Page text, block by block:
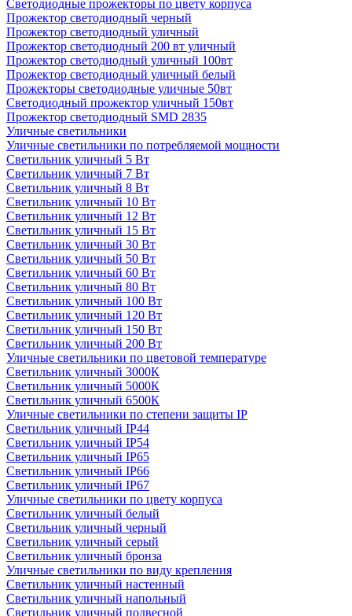
Светодиодные прожекторы по цвету корпуса
Прожектор светодиодный черный
Прожектор светодиодный уличный
Прожектор светодиодный 200 вт уличный
Прожектор светодиодный уличный 100вт
Прожектор светодиодный уличный белый
Прожекторы светодиодные уличные 50вт
Светодиодный прожектор уличный 150вт
Прожектор светодиодный SMD 2835
Уличные светильники
Уличные светильники по потребляемой мощности
Светильник уличный 5 Вт
Светильник уличный 7 Вт
Светильник уличный 8 Вт
Светильник уличный 10 Вт
Светильник уличный 12 Вт
Светильник уличный 15 Вт
Светильник уличный 30 Вт
Светильник уличный 50 Вт
Светильник уличный 60 Вт
Светильник уличный 80 Вт
Светильник уличный 100 Вт
Светильник уличный 120 Вт
Светильник уличный 150 Вт
Светильник уличный 200 Вт
Уличные светильники по цветовой температуре
Cветильник уличный 3000К
Cветильник уличный 5000К
Cветильник уличный 6500К
Уличные светильники по степени защиты IP
Светильник уличный IP44
Светильник уличный IP54
Светильник уличный IP65
Светильник уличный IP66
Светильник уличный IP67
Уличные светильники по цвету корпуса
Светильник уличный белый
Светильник уличный черный
Светильник уличный серый
Светильник уличный бронза
Уличные светильники по виду крепления
Светильник уличный настенный
Светильник уличный напольный
Светильник уличный подвесной